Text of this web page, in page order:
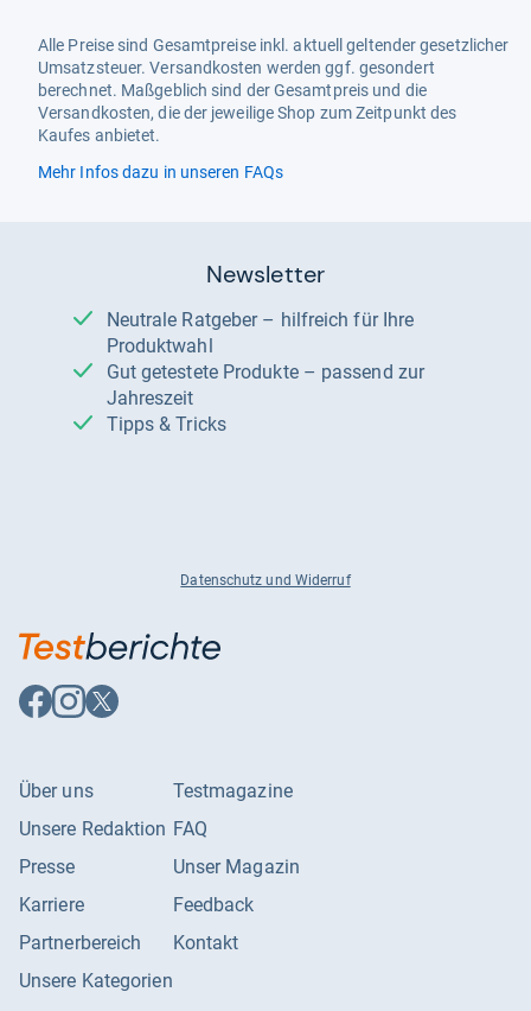
Alle Preise sind Gesamtpreise inkl. aktuell geltender gesetzlicher
Umsatzsteuer. Versandkosten werden ggf. gesondert
berechnet. Maßgeblich sind der Gesamtpreis und die
Versandkosten, die der jeweilige Shop zum Zeitpunkt des
Kaufes anbietet.
Mehr Infos dazu in unseren FAQs
Newsletter
Neutrale Ratgeber – hilfreich für Ihre
Produktwahl
Gut getestete Produkte – passend zur
Jahreszeit
Tipps & Tricks
Datenschutz und Widerruf
Auf
Facebook
Auf
Instagram
Auf
X
Über uns
Unsere Redaktion
Presse
Karriere
Partnerbereich
Unsere Kategorien
Testmagazine
FAQ
Unser Magazin
Feedback
Kontakt